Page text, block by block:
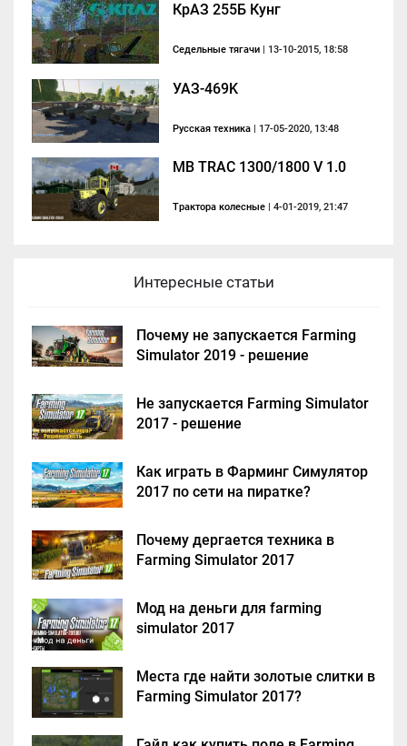
КрАЗ 255Б Кунг
Седельные тягачи | 13-10-2015, 18:58
УАЗ-469K
Русская техника | 17-05-2020, 13:48
MB TRAC 1300/1800 V 1.0
Трактора колесные | 4-01-2019, 21:47
Интересные статьи
Почему не запускается Farming
Simulator 2019 - решение
Не запускается Farming Simulator
2017 - решение
Как играть в Фарминг Симулятор
2017 по сети на пиратке?
Почему дергается техника в
Farming Simulator 2017
Мод на деньги для farming
simulator 2017
Места где найти золотые слитки в
Farming Simulator 2017?